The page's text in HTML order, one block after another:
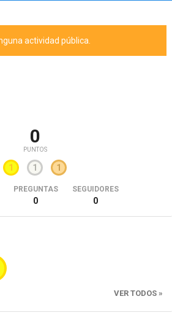
actividad pública.
0
PUNTOS
1 1 1
PREGUNTAS
0
SEGUIDORES
0
VER TODOS »